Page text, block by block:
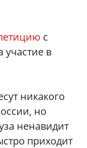
с
участие в
никакого
но
ненавидит
приходит